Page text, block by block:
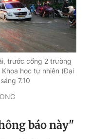
quảng cáo
404
soạn
trước cổng 2 trường
học tự nhiên (Đại
7.10
báo này"